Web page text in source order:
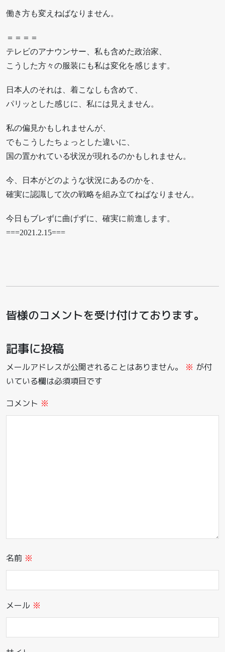
働き方も変えねばなりません。
＝＝＝＝
テレビのアナウンサー、私も含めた政治家、
こうした方々の服装にも私は変化を感じます。
日本人のそれは、着こなしも含めて、
パリッとした感じに、私には見えません。
私の偏見かもしれませんが、
でもこうしたちょっとした違いに、
国の置かれている状況が現れるのかもしれません。
今、日本がどのような状況にあるのかを、
確実に認識して次の戦略を組み立てねばなりません。
今日もブレずに曲げずに、確実に前進します。
===2021.2.15===
皆様のコメントを受け付けております。
記事に投稿
メールアドレスが公開されることはありません。 ※ が付
いている欄は必須項目です
コメント ※
名前 ※
メール ※